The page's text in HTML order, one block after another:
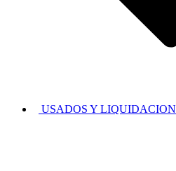
USADOS Y LIQUIDACION